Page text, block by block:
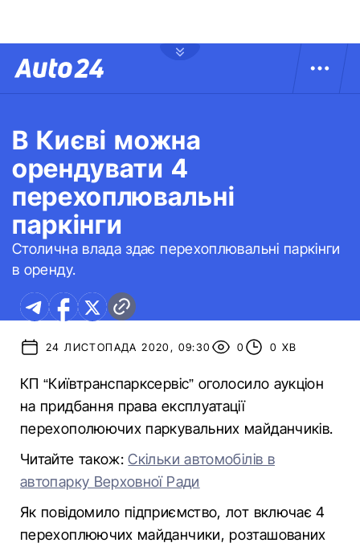
В Києві можна
орендувати 4
перехоплювальні
паркінги
Столична влада здає перехоплювальні паркінги
в оренду.
24 ЛИСТОПАДА 2020, 09:30 0 0 ХВ
КП “Київтранспарксервіс” оголосило аукціон
на придбання права експлуатації
перехополюючих паркувальних майданчиків.
Читайте також:Скільки автомобілів в
автопарку Верховної Ради
Як повідомило підприємство, лот включає 4
перехоплюючих майданчики, розташованих